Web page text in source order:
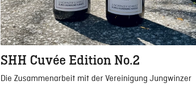
SHH Cuvée Edition No.2
Die Zusammenarbeit mit der Vereinigung Jungwinzer